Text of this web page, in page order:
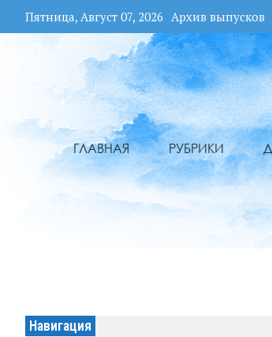
Пятница, Август 07, 2026 Архив выпусков
ГЛАВНАЯ РУБРИКИ
Навигация